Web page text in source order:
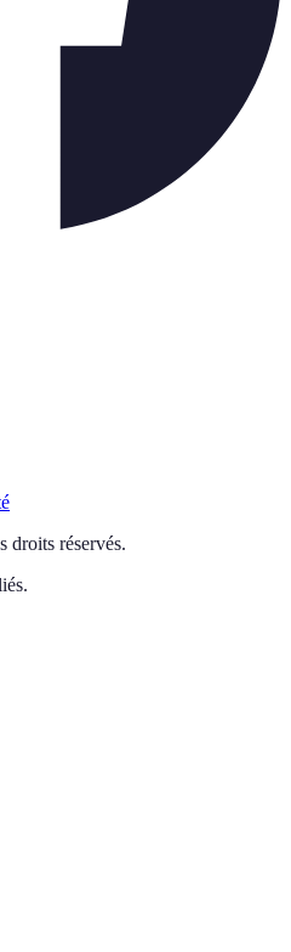
droits réservés.